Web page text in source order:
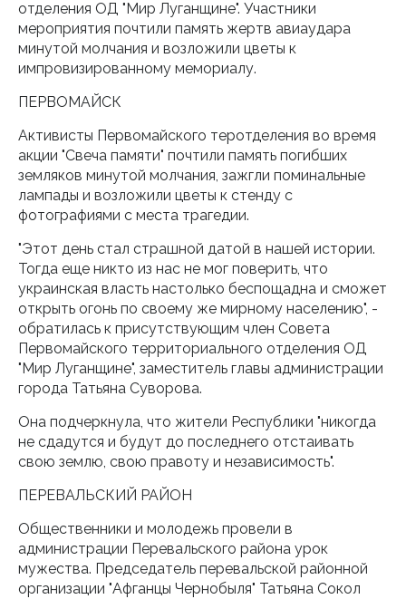
отделения ОД "Мир Луганщине". Участники
мероприятия почтили память жертв авиаудара
минутой молчания и возложили цветы к
импровизированному мемориалу.
ПЕРВОМАЙСК
Активисты Первомайского теротделения во время
акции "Свеча памяти" почтили память погибших
земляков минутой молчания, зажгли поминальные
лампады и возложили цветы к стенду с
фотографиями с места трагедии.
"Этот день стал страшной датой в нашей истории.
Тогда еще никто из нас не мог поверить, что
украинская власть настолько беспощадна и сможет
открыть огонь по своему же мирному населению", -
обратилась к присутствующим член Совета
Первомайского территориального отделения ОД
"Мир Луганщине", заместитель главы администрации
города Татьяна Суворова.
Она подчеркнула, что жители Республики "никогда
не сдадутся и будут до последнего отстаивать
свою землю, свою правоту и независимость".
ПЕРЕВАЛЬСКИЙ РАЙОН
Общественники и молодежь провели в
администрации Перевальского района урок
мужества. Председатель перевальской районной
организации "Афганцы Чернобыля" Татьяна Сокол